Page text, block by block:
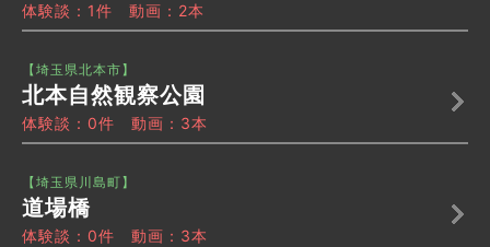
体験談：1件 動画：2本
【埼玉県北本市】
北本自然観察公園
体験談：0件 動画：3本
【埼玉県川島町】
道場橋
体験談：0件 動画：3本